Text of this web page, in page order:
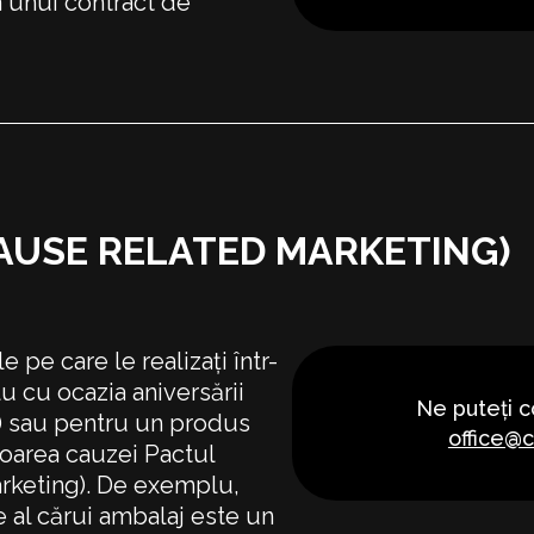
RELATED MARKETING)
pe care le realizați într-
cu ocazia aniversării
sau pentru un produs
cauzei Pactul
De exemplu,
cărui ambalaj este un
Ne puteți